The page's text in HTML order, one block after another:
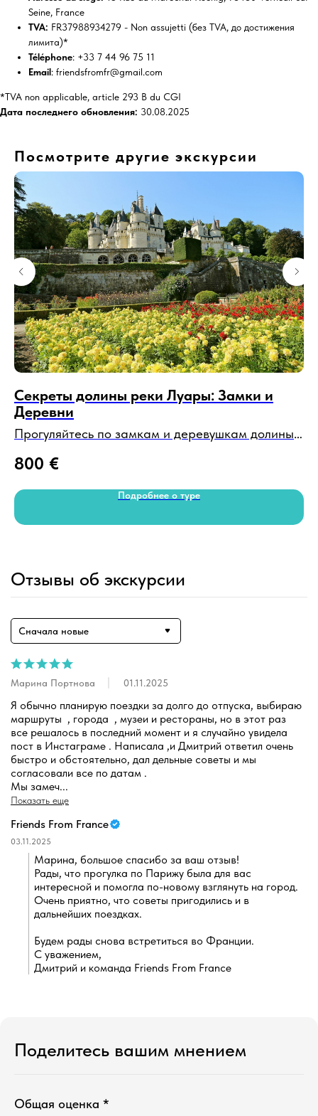
Seine, France
TVA: FR37988934279 - Non assujetti (без TVA, до достижения
лимита)*
Téléphone: +33 7 44 96 75 11
Email: friendsfromfr@gmail.com
*TVA non applicable, article 293 B du CGI
Дата последнего обновления: 30.08.2025
Посмотрите другие экскурсии
Секреты долины реки Луары: Замки и
Деревни
Прогуляйтесь по замкам и деревушкам долины
богатой истории и культуре этого региона.
10-12 часов • на автомобиле
800 €
Подробнее о туре
Отзывы об экскурсии
Сначала новые
Марина Портнова 01.11.2025
Я обычно планирую поездки за долго до отпуска, выбираю
маршруты  , города  , музеи и рестораны, но в этот раз
все решалось в последний момент и я случайно увидела
пост в Инстаграме . Написала ,и Дмитрий ответил очень
быстро и обстоятельно, дал дельные советы и мы
согласовали все по датам .
Мы замеч...
Показать еще
Friends From France
03.11.2025
Марина, большое спасибо за ваш отзыв!
Рады, что прогулка по Парижу была для вас
интересной и помогла по-новому взглянуть на город.
Очень приятно, что советы пригодились и в
дальнейших поездках.
Будем рады снова встретиться во Франции.
С уважением,
Дмитрий и команда Friends From France
Поделитесь вашим мнением
Общая оценка *